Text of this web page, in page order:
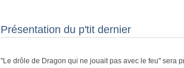
Présentation du p'tit dernier
"Le drôle de Dragon qui ne jouait pas avec le feu" sera